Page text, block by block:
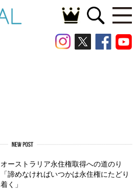
オーストラリア永住権取得への道のり
「諦めなければいつかは永住権にたどり
着く」